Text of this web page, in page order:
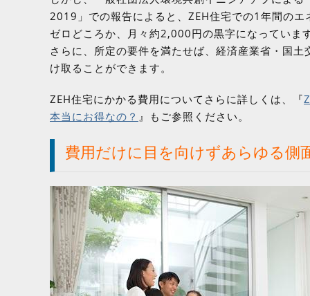
2019」での報告によると、ZEH住宅での1年間の
ゼロどころか、月々約2,000円の黒字になっていま
さらに、所定の要件を満たせば、経済産業省・国
け取ることができます。
ZEH住宅にかかる費用についてさらに詳しくは、『
本当にお得なの？ 』もご参照ください。
費用だけに目を向けずあらゆる側